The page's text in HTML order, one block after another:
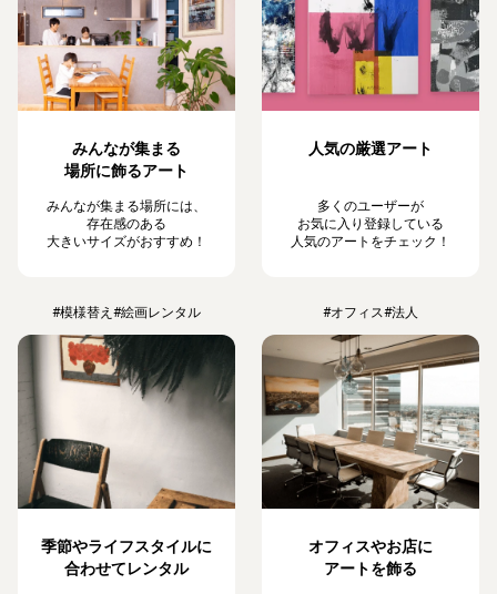
みんなが集まる
場所に飾るアート
みんなが集まる場所には、
存在感のある
大きいサイズがおすすめ！
人気の厳選アート
多くのユーザーが
お気に入り登録している
人気のアートをチェック！
#模様替え #絵画レンタル
季節やライフスタイルに
合わせてレンタル
#オフィス#法人
オフィスやお店に
アートを飾る